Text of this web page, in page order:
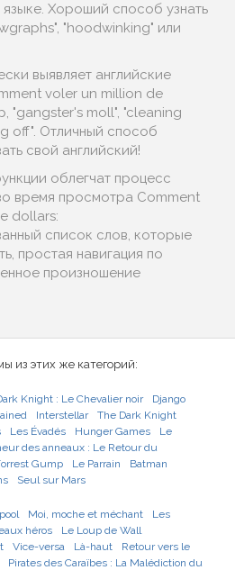
языке. Хороший способ узнать
"hoodwinking" или
выявляет английские
voler un million de
"gangster's moll", "cleaning
off". Отличный способ
свой английский!
облегчат процесс
время просмотра Comment
dollars:
список слов, которые
простая навигация по
произношение
из этих же категорий:
Knight : Le Chevalier noir
Django
Interstellar
The Dark Knight
Les Évadés Hunger Games
Le
des anneaux : Le Retour du
Gump Le Parrain
Batman
Seul sur Mars
Moi, moche et méchant
Les
héros
Le Loup de Wall
Vice-versa Là-haut
Retour vers le
Pirates des Caraïbes : La Malédiction du